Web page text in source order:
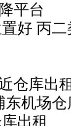
平台
好 丙
仓库
机场
出租